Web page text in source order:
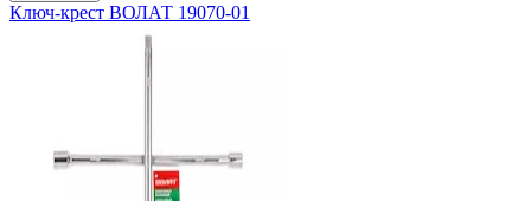
Ключ-крест ВОЛАТ 19070-01